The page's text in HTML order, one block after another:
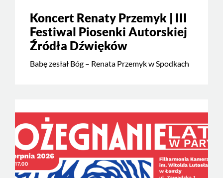
Koncert Renaty Przemyk | III
Festiwal Piosenki Autorskiej
Źródła Dźwięków
Babę zesłał Bóg – Renata Przemyk w Spodkach